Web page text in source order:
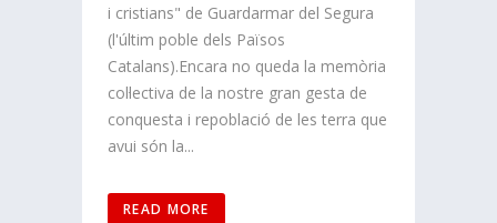
i cristians" de Guardarmar del Segura
(l'últim poble dels Països
Catalans).Encara no queda la memòria
col·lectiva de la nostre gran gesta de
conquesta i repoblació de les terra que
avui són la...
READ MORE